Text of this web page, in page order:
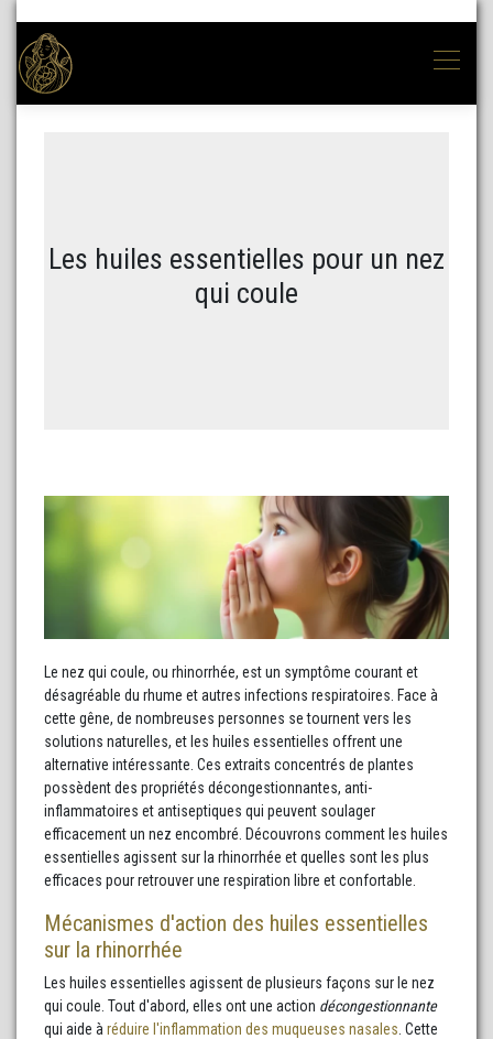
Les huiles essentielles pour un nez
qui coule
Le nez qui coule, ou rhinorrhée, est un symptôme courant et
désagréable du rhume et autres infections respiratoires. Face à
cette gêne, de nombreuses personnes se tournent vers les
solutions naturelles, et les huiles essentielles offrent une
alternative intéressante. Ces extraits concentrés de plantes
possèdent des propriétés décongestionnantes, anti-
inflammatoires et antiseptiques qui peuvent soulager
efficacement un nez encombré. Découvrons comment les huiles
essentielles agissent sur la rhinorrhée et quelles sont les plus
efficaces pour retrouver une respiration libre et confortable.
Mécanismes d'action des huiles essentielles
sur la rhinorrhée
Les huiles essentielles agissent de plusieurs façons sur le nez
qui coule. Tout d'abord, elles ont une action décongestionnante
qui aide à réduire l'inflammation des muqueuses nasales . Cette